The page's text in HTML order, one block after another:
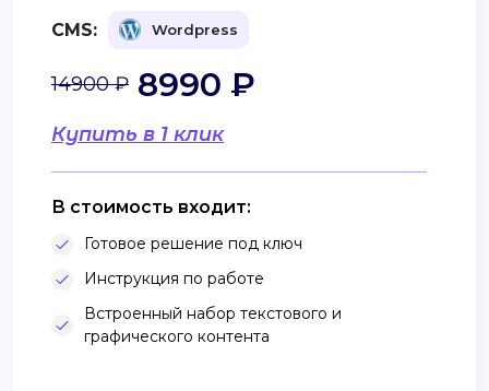
CMS: Wordpress
Купить в 1 клик
14900 ₽ 8990 ₽
В стоимость входит:
Готовое решение под ключ
Инструкция по работе
Встроенный набор текстового и
графического контента